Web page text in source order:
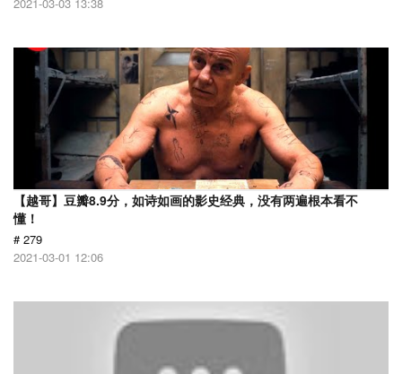
【越哥】豆瓣8.9分，如诗如画的影史经典，没有两遍根本看不
懂！
# 279
2021-03-01 12:06